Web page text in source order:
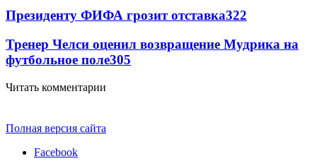
Президенту ФИФА грозит отставка322
Тренер Челси оценил возвращение Мудрика на
футбольное поле305
Читать комментарии
Полная версия сайта
Facebook